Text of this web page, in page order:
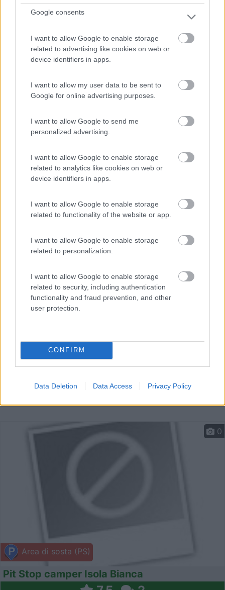
Google consents
I want to allow Google to enable storage
related to advertising like cookies on web or
device identifiers in apps.
I want to allow my user data to be sent to
Google for online advertising purposes.
I want to allow Google to send me
personalized advertising.
I want to allow Google to enable storage
related to analytics like cookies on web or
device identifiers in apps.
I want to allow Google to enable storage
related to functionality of the website or app.
I want to allow Google to enable storage
related to personalization.
I want to allow Google to enable storage
related to security, including authentication
functionality and fraud prevention, and other
user protection.
CONFIRM
Data Deletion Data Access Privacy Policy
Azienda agrituristica Nacchinono
7,5
A circa 4 km dal centro, agriturismo immerso in un
grande...
Via San Vittore, 194
Area di sosta (PS)
0
Pit Stop camper Isola Bianca